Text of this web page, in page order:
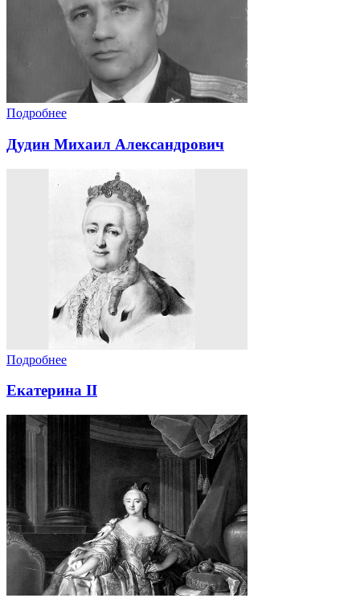
Подробнее
Дудин Михаил Александрович
Подробнее
Екатерина II